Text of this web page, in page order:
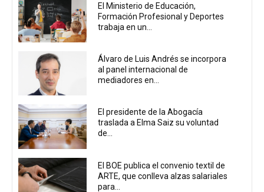
El Ministerio de Educación,
Formación Profesional y Deportes
trabaja en un...
Álvaro de Luis Andrés se incorpora
al panel internacional de
mediadores en...
El presidente de la Abogacía
traslada a Elma Saiz su voluntad
de...
El BOE publica el convenio textil de
ARTE, que conlleva alzas salariales
para...